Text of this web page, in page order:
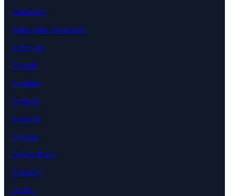
Odobești
Odorheiu Secuiesc
Oltenița
Onești
Oradea
Orăștie
Oravița
Orșova
Oțelu Roșu
Otopeni
Ovidiu